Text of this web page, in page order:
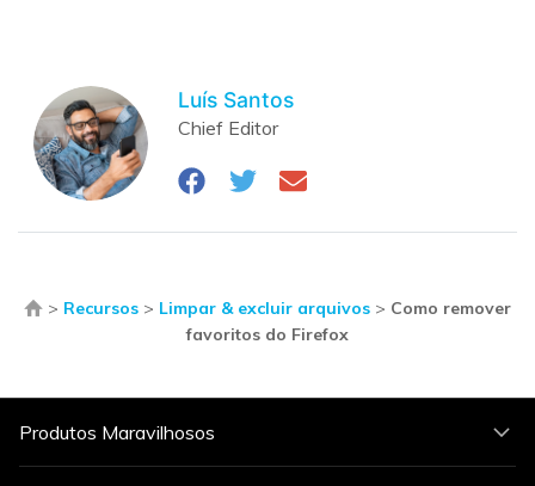
Luís Santos
Chief Editor
> Recursos > Limpar & excluir arquivos > Como remover
favoritos do Firefox
Produtos Maravilhosos